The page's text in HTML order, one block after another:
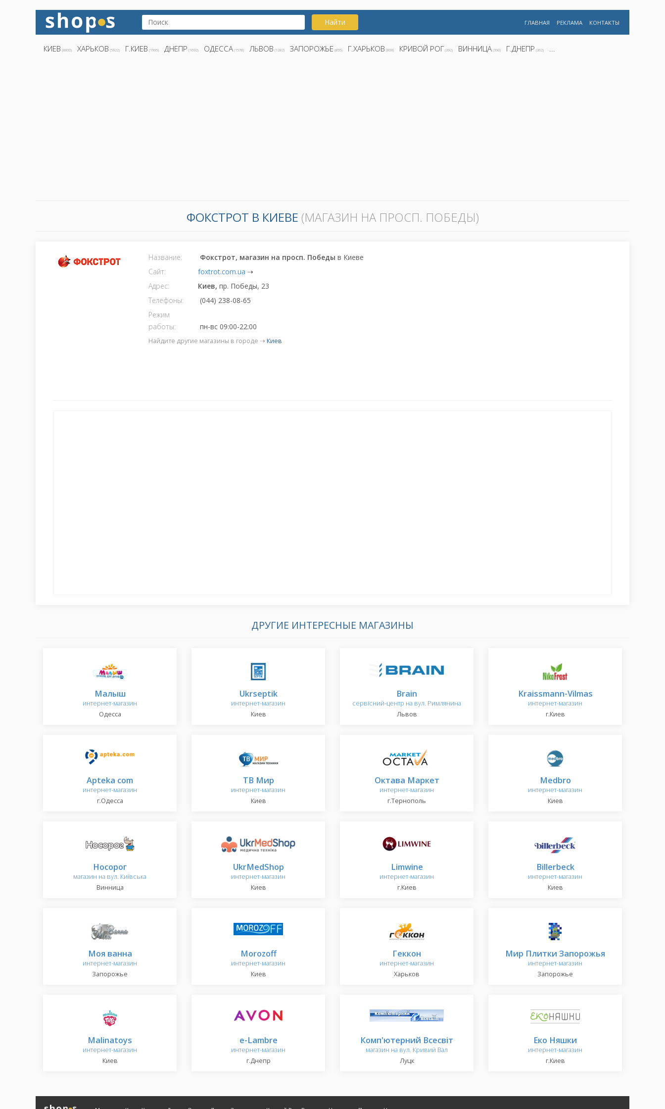
Найти ГЛАВНАЯ РЕКЛАМА КОНТАКТЫ
КИЕВ (8800) ХАРЬКОВ (5922) Г.КИЕВ (1995) ДНЕПР (1692) ОДЕССА (1578) ЛЬВОВ (1282) ЗАПОРОЖЬЕ (855) Г.ХАРЬКОВ (808) КРИВОЙ РОГ (392) ВИННИЦА (390) Г.ДНЕПР (362) ...
ФОКСТРОТ В КИЕВЕ (МАГАЗИН НА ПРОСП. ПОБЕДЫ)
Название: Фокстрот, магазин на просп. Победы в Киеве
Сайт:
foxtrot.com.ua ⇢
Адрес:
Киев,пр. Победы, 23
Телефоны:
(044) 238-08-65
Режим
работы:
пн-вс 09:00-22:00
Найдите другие магазины в городе ⇢Киев
ДРУГИЕ ИНТЕРЕСНЫЕ МАГАЗИНЫ
Малыш
интернет-магазин
Одесса
Ukrseptik
интернет-магазин
Киев
Brain
сервісний-центр на вул. Римлянина
Львов
Kraissmann-Vilmas
интернет-магазин
г.Киев
Apteka com
интернет-магазин
г.Одесса
ТВ Мир
интернет-магазин
Киев
Октава Маркет
интернет-магазин
г.Тернополь
Medbro
интернет-магазин
Киев
Носорог
магазин на вул. Київська
Винница
UkrMedShop
интернет-магазин
Киев
Limwine
интернет-магазин
г.Киев
Billerbeck
интернет-магазин
Киев
Моя ванна
интернет-магазин
Запорожье
Morozoff
интернет-магазин
Киев
Геккон
интернет-магазин
Харьков
Мир Плитки Запорожья
интернет-магазин
Запорожье
Malinatoys
интернет-магазин
Киев
e-Lambre
интернет-магазин
г.Днепр
Комп'ютерний Всесвіт
магазин на вул. Кривий Вал
Луцк
Еко Няшки
интернет-магазин
г.Киев